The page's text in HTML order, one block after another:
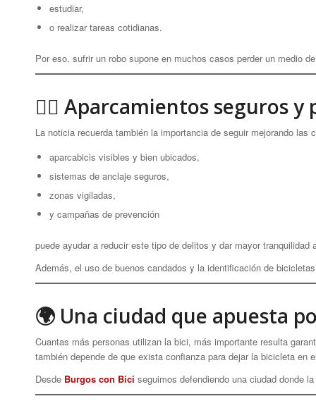
estudiar,
o realizar tareas cotidianas.
Por eso, sufrir un robo supone en muchos casos perder un medio
🚴‍♀️ Aparcamientos seguros y
La noticia recuerda también la importancia de seguir mejorando
aparcabicis visibles y bien ubicados,
sistemas de anclaje seguros,
zonas vigiladas,
y campañas de prevención
puede ayudar a reducir este tipo de delitos y dar mayor tranquilidad
Además, el uso de buenos candados y la identificación de
🌍 Una ciudad que apuesta
Cuantas más personas utilizan la bici, más importante resulta
también depende de que exista confianza para dejar la bicicleta en
Desde Burgos con Bici seguimos defendiendo una ciudad donde